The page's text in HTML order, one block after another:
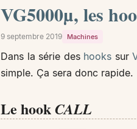
VG5000µ, les
9 septembre 2019 Machines
Dans la série des hooks sur
simple. Ça sera donc rapide.
Le hookCALL